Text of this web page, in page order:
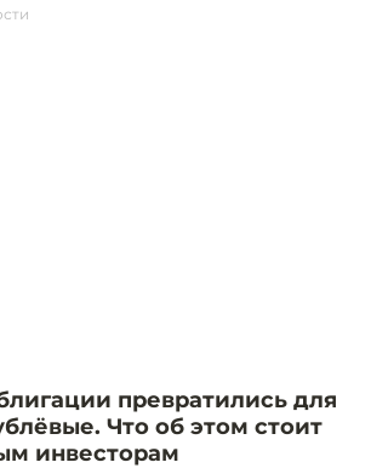
превратились для
Что об этом стоит
инвесторам